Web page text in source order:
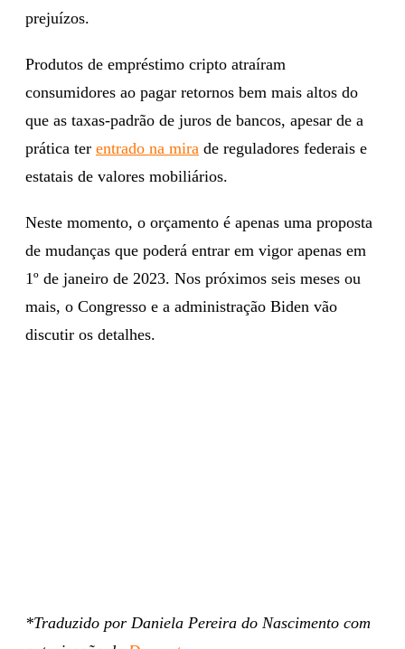
prejuízos.
Produtos de empréstimo cripto atraíram
consumidores ao pagar retornos bem mais altos do
que as taxas-padrão de juros de bancos, apesar de a
prática ter entrado na mira de reguladores federais e
estatais de valores mobiliários.
Neste momento, o orçamento é apenas uma proposta
de mudanças que poderá entrar em vigor apenas em
1º de janeiro de 2023. Nos próximos seis meses ou
mais, o Congresso e a administração Biden vão
discutir os detalhes.
*Traduzido por Daniela Pereira do Nascimento com